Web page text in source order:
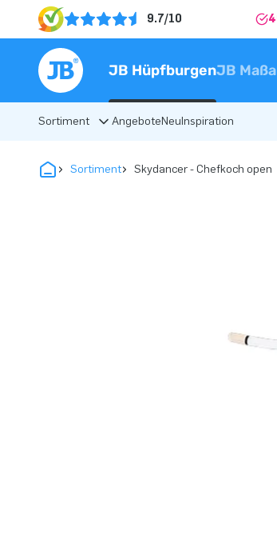
9.7/10
JB HüpfburgenJB
Sortiment AngeboteNeuInspiration
Sortiment Skydancer - Chefkoch open